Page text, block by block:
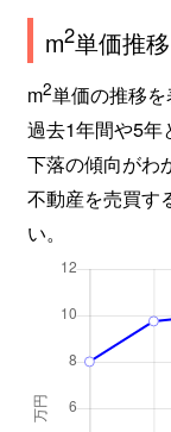
m2単価推移
m2単価の推移を
過去1年間や5年
下落の傾向がわ
不動産を売買す
い。